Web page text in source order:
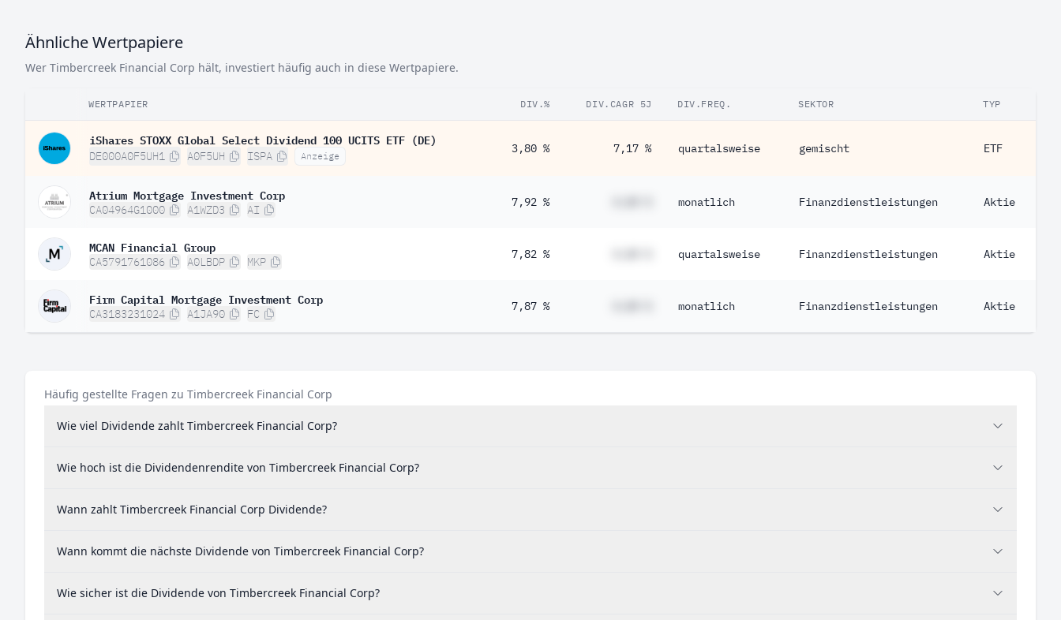
Ähnliche Wertpapiere
Wer Timbercreek Financial Corp hält, investiert häufig auch in diese Wertpapiere.
WERTPAPIER DIV.% DIV.CAGR 5J DIV.FREQ. SEKTOR TYP
iShares STOXX Global Select Dividend 100 UCITS ETF (DE)
DE000A0F5UH1 A0F5UH ISPA Anzeige
3,80 % 7,17 % quartalsweise gemischt ETF
Atrium Mortgage Investment Corp
CA04964G1000 A1WZD3 AI
7,92 % monatlich Finanzdienstleistungen Aktie
MCAN Financial Group
CA5791761086 A0LBDP MKP
7,82 % quartalsweise Finanzdienstleistungen Aktie
Firm Capital Mortgage Investment Corp
CA3183231024 A1JA90 FC
7,87 % monatlich Finanzdienstleistungen Aktie
Häufig gestellte Fragen zu Timbercreek Financial Corp
Wie viel Dividende zahlt Timbercreek Financial Corp?
Wie hoch ist die Dividendenrendite von Timbercreek Financial Corp?
Wann zahlt Timbercreek Financial Corp Dividende?
Wann kommt die nächste Dividende von Timbercreek Financial Corp?
Wie sicher ist die Dividende von Timbercreek Financial Corp?